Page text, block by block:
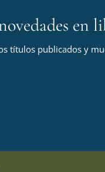
en
títulos publicados y